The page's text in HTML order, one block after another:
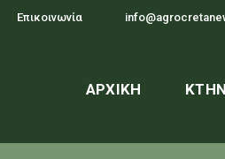
Επικοινωνία
ΑΡΧΙΚΉ